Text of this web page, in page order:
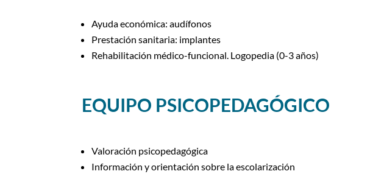
Ayuda económica: audífonos
Prestación sanitaria: implantes
Rehabilitación médico-funcional. Logopedia (0-3 años)
EQUIPO PSICOPEDAGÓGICO
Valoración psicopedagógica
Información y orientación sobre la escolarización